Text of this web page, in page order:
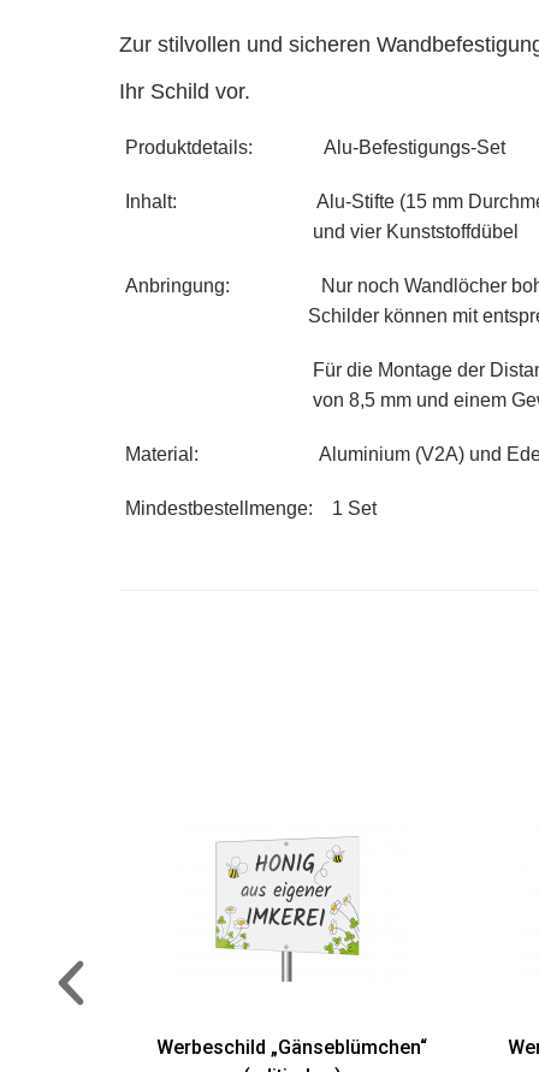
Zur stilvollen und sicheren
Ihr Schild vor.
Produktdetails: Alu-Befestigungs-Set
Inhalt: Alu-Stifte (15 mm Durchmesser,
und vier Kunststoffdübel
Anbringung: Nur noch Wandlöcher bohren,
Schilder können mit entsprechenden
Für die Montage der Distanzhülsen
von 8,5 mm und einem
Material: Aluminium (V2A) und
Mindestbestellmenge: 1 Set
Werbeschild „Gänseblümchen“
Werbeschild